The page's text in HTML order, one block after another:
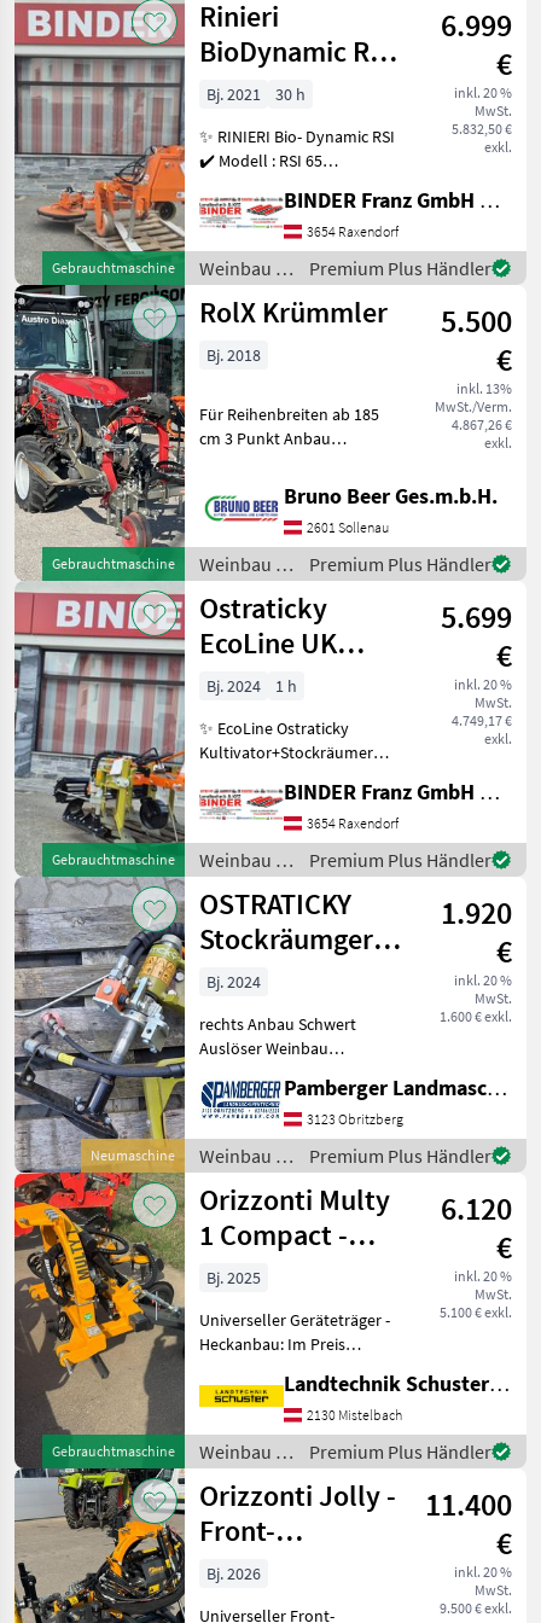
Gebrauchtmaschine
Rinieri
BioDynamic RSI
65 m
Zwischenstockmähscheibe
6.999
€
inkl. 20 %
MwSt.
5.832,50 €
exkl.
Bj. 2021
30 h
✨ RINIERI Bio- Dynamic RSI
✔️ Modell : RSI 65
G E R Ä T ✔️ in
serienmässiger Ausführung
✔️ mit schwenkbarer
Mähscheibe ✔️ Dreipunkt
BINDER Franz GmbH & CoKG
3654 Raxendorf
Weinbau /
Rinieri
Premium Plus Händler
Gebrauchtmaschine
RolX Krümmler
5.500
€
inkl. 13%
MwSt./Verm.
4.867,26 €
exkl.
Bj. 2018
Für Reihenbreiten ab 185
cm 3 Punkt Anbau
Breitenverstellung
Elektrische Betätigung des
Feintasters vom Traktor
aus Höhenverstellbare
Stützräder Hy
Bruno Beer Ges.m.b.H.
2601 Sollenau
Weinbau /
RolX
Premium Plus Händler
Gebrauchtmaschine
Ostraticky
EcoLine UK
125+Zwischenstock-
Räumgerät
5.699
€
inkl. 20 %
MwSt.
4.749,17 €
exkl.
Bj. 2024
1 h
✨ EcoLine Ostraticky
Kultivator+Stockräumer
ZStRG ✔️ in serienmäßiger
Ausführung ✔️
Universalkultivator 125 ✔️
mit Breitscharren,
BINDER Franz GmbH & CoKG
3654 Raxendorf
Weinbau /
Ostraticky
Premium Plus Händler
Neumaschine
OSTRATICKY
Stockräumgerät
NEU
1.920
€
inkl. 20 %
MwSt.
1.600 € exkl.
Bj. 2024
rechts Anbau Schwert
Auslöser Weinbau
Pamberger Landmaschinentechnik GmbH
3123 Obritzberg
Weinbau /
Ostraticky
Premium Plus Händler
Gebrauchtmaschine
Orizzonti Multy
1 Compact -
Geräteträger
6.120
€
inkl. 20 %
MwSt.
5.100 € exkl.
Bj. 2025
Universeller Geräteträger -
Heckanbau: Im Preis
Stahl - Unkrautkreisel mit
Messer - Stockräumer Kopf
mit Taster - Verschiedene
Werkzeu
Landtechnik Schuster Niederlassung Mistelbach
2130 Mistelbach
Weinbau /
Orizzonti
Premium Plus Händler
Orizzonti Jolly -
Front-
Geräteträger
11.400
€
inkl. 20 %
MwSt.
9.500 € exkl.
Bj. 2026
Universeller Front-